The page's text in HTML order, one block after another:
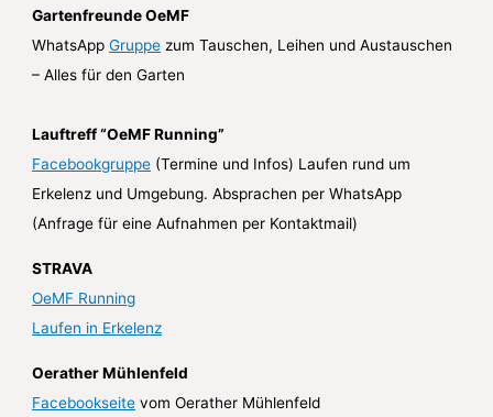
Gartenfreunde OeMF
WhatsAppGruppe zum Tauschen, Leihen und Austauschen
– Alles für den Garten
Lauftreff “OeMF Running”
Facebookgruppe (Termine und Infos) Laufen rund um
Erkelenz und Umgebung. Absprachen per WhatsApp
(Anfrage für eine Aufnahmen per Kontaktmail)
STRAVA
OeMF Running
Laufen in Erkelenz
Oerather Mühlenfeld
Facebookseite vom Oerather Mühlenfeld